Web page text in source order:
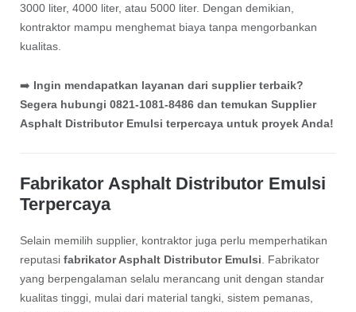
3000 liter, 4000 liter, atau 5000 liter. Dengan demikian,
kontraktor mampu menghemat biaya tanpa mengorbankan
kualitas.
➡️ Ingin mendapatkan layanan dari supplier terbaik?
Segera hubungi 0821-1081-8486 dan temukan Supplier
Asphalt Distributor Emulsi terpercaya untuk proyek Anda!
Fabrikator Asphalt Distributor Emulsi
Terpercaya
Selain memilih supplier, kontraktor juga perlu memperhatikan
reputasi fabrikator Asphalt Distributor Emulsi . Fabrikator
yang berpengalaman selalu merancang unit dengan standar
kualitas tinggi, mulai dari material tangki, sistem pemanas,